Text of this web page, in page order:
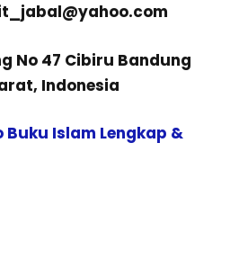
No 47 Cibiru Bandung
Indonesia
Buku Islam Lengkap &